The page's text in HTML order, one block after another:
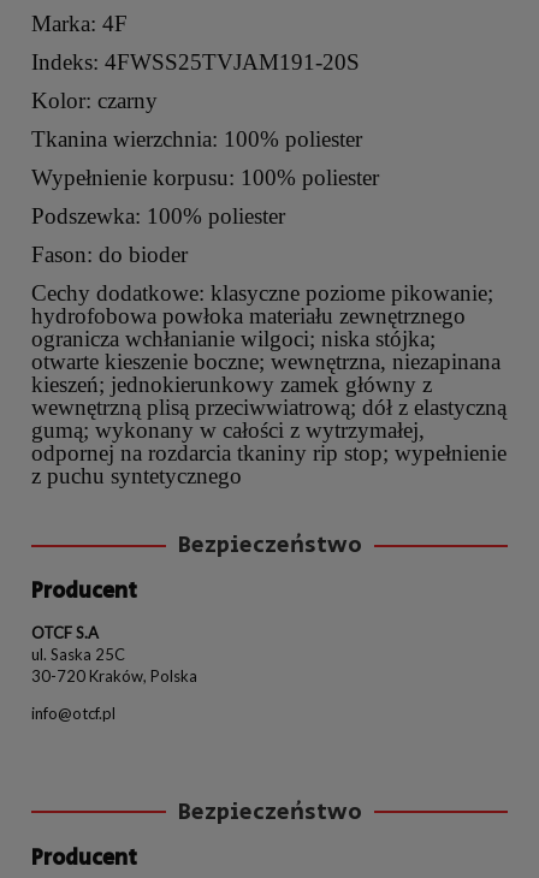
Marka: 4F
Indeks: 4FWSS25TVJAM191-20S
Kolor: czarny
Tkanina wierzchnia: 100% poliester
Wypełnienie korpusu: 100% poliester
Podszewka: 100% poliester
Fason: do bioder
Cechy dodatkowe: klasyczne poziome pikowanie;
hydrofobowa powłoka materiału zewnętrznego
ogranicza wchłanianie wilgoci; niska stójka;
otwarte kieszenie boczne; wewnętrzna, niezapinana
kieszeń; jednokierunkowy zamek główny z
wewnętrzną plisą przeciwwiatrową; dół z elastyczną
gumą; wykonany w całości z wytrzymałej,
odpornej na rozdarcia tkaniny rip stop; wypełnienie
z puchu syntetycznego
Bezpieczeństwo
Producent
OTCF S.A
ul. Saska 25C
30-720 Kraków, Polska
info@otcf.pl
Bezpieczeństwo
Producent